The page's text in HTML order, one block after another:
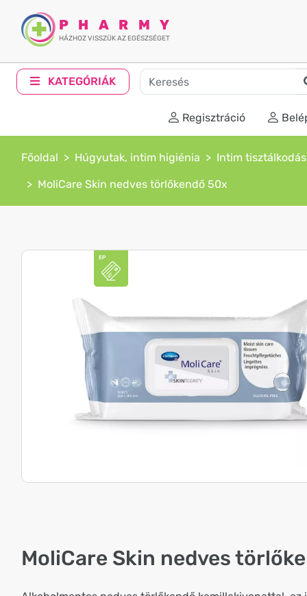
PHARMY
HÁZHOZ VISSZÜK AZ EGÉSZSÉGET
KATEGÓRIÁK
Regisztráció
Főoldal Húgyutak, intim higiénia Intim tisztálkodás
MoliCare Skin nedves törlőkendő 50x
MoliCare Skin nedves